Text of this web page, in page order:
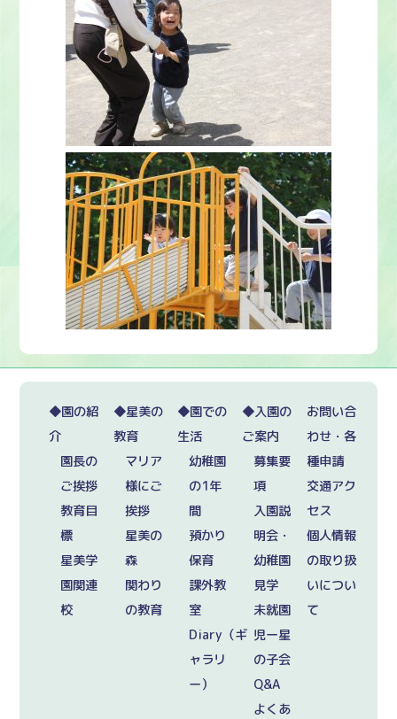
◆園の紹
介
園長の
ご挨拶
教育目
標
星美学
園関連
校
◆星美の
教育
マリア
様にご
挨拶
星美の
森
関わり
の教育
◆園での
生活
幼稚園
の1年
間
預かり
保育
課外教
室
Diary（ギ
ャラリ
ー）
◆入園の
ご案内
募集要
項
入園説
明会・
幼稚園
見学
未就園
児ー星
の子会
Q&A
よくあ
お問い合
わせ・各
種申請
交通アク
セス
個人情報
の取り扱
いについ
て